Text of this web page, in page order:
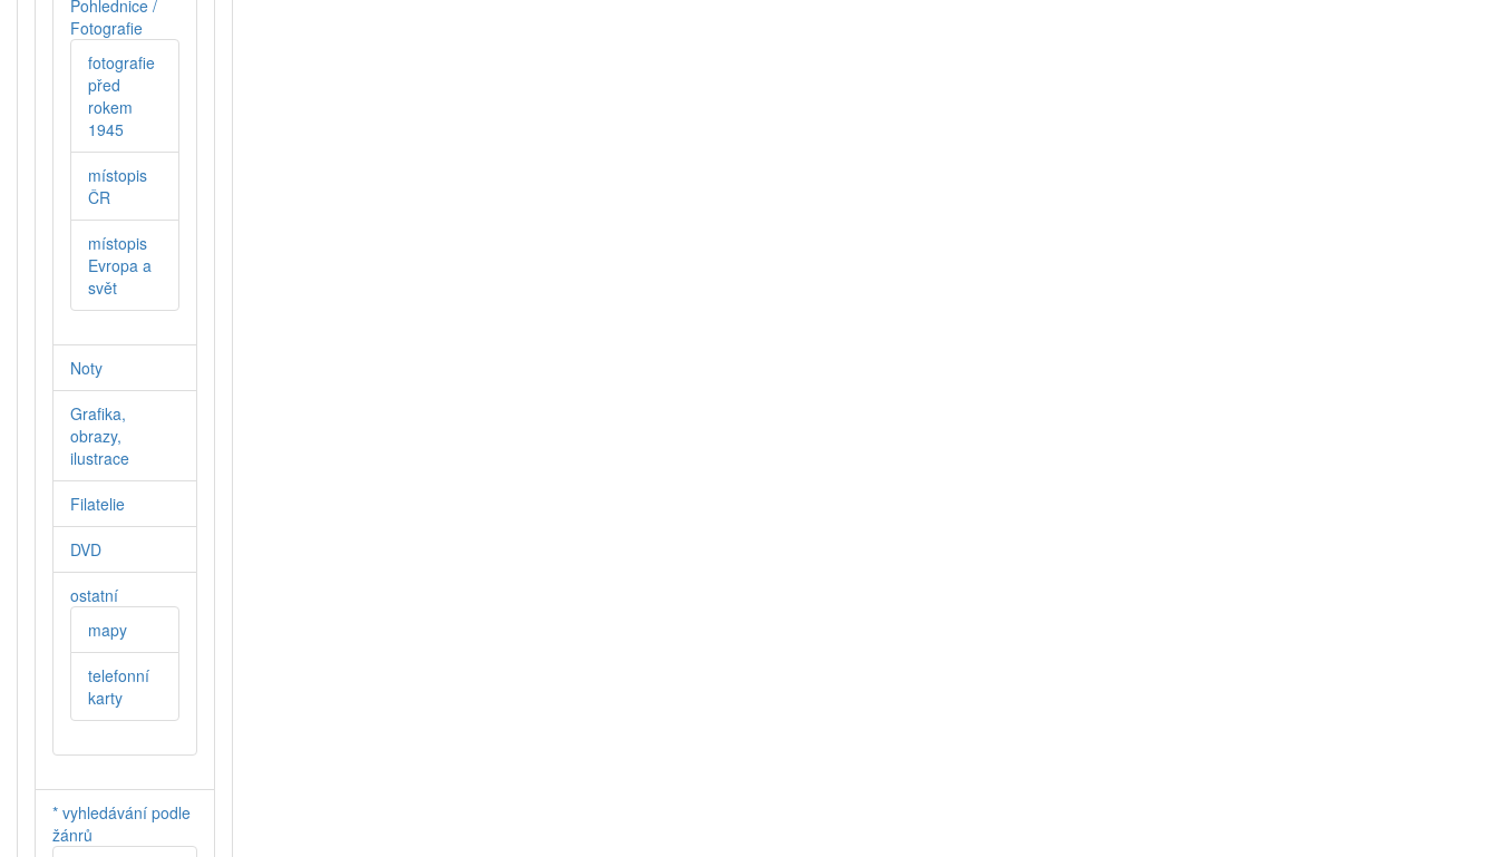
Pohlednice /
Fotografie
fotografie
před
rokem
1945
místopis
ČR
místopis
Evropa a
svět
Noty
Grafika,
obrazy,
ilustrace
Filatelie
DVD
ostatní
mapy
telefonní
karty
* vyhledávání podle
žánrů